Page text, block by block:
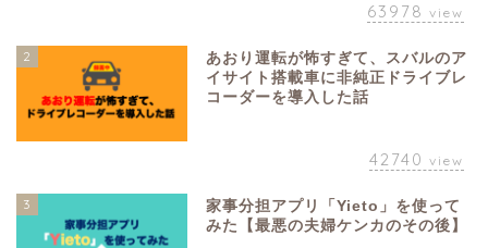
63978 view
2
あおり運転が怖すぎて、スバルのア
イサイト搭載車に非純正ドライブレ
コーダーを導入した話
42740 view
3
家事分担アプリ「Yieto」を使って
みた【最悪の夫婦ケンカのその後】